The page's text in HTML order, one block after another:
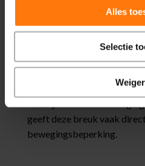
Alles
Selectie
R Verkeers- of
Bij een harde klap schuift
kan afbreken. Omdat het
geeft deze breuk vaak
bewegingsbeperking.